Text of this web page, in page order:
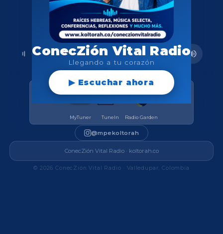
ConecZión Vital Radio
Llegando a tu corazón
▶ Escuchar ahora
MyTuner TuneIn Radio Garden
@mpekoltorah
ConecZión Vital Radio · koltorah.co
© 2026 ConecZión Vital Radio · Valledupar, Colombia